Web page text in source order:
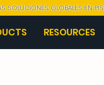
SOLUCIONES GLOBALES EN
RESOURCES